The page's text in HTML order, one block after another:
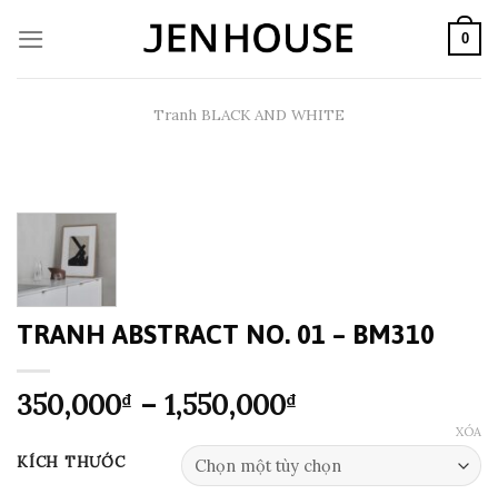
0
Tranh BLACK AND WHITE
TRANH ABSTRACT NO. 01 – BM310
350,000₫ – 1,550,000₫
từ
KÍCH THƯỚC
XÓA